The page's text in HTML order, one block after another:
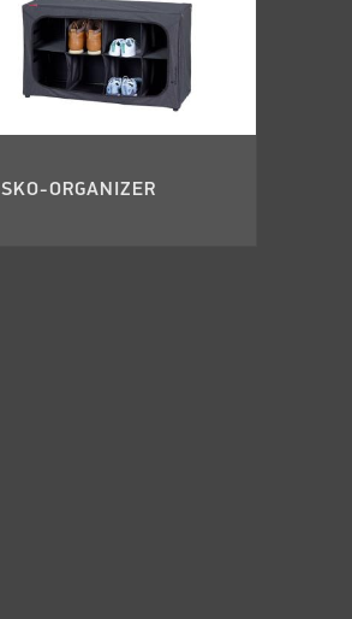
SKO-ORGANIZER